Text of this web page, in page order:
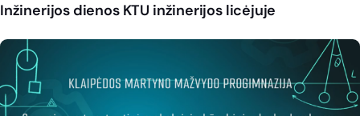
Inžinerijos dienos KTU inžinerijos licėjuje